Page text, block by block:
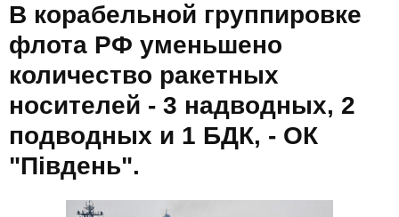
В корабельной группировке
флота РФ уменьшено
количество ракетных
носителей - 3 надводных, 2
подводных и 1 БДК, - ОК
"Південь".